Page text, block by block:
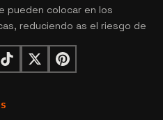
pueden colocar en los
reduciendo as el riesgo de